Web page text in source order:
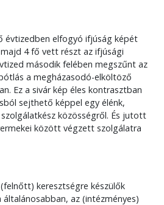
évtizedben elfogyó ifjúság képét
4 fő vett részt az ifjúsági
második felében megszűnt az
a megházasodó-elköltöző
Ez a sivár kép éles kontrasztban
sejthető képpel egy élénk,
közösségről. És jutott
között végzett szolgálatra
keresztségre készülők
az (intézményes)